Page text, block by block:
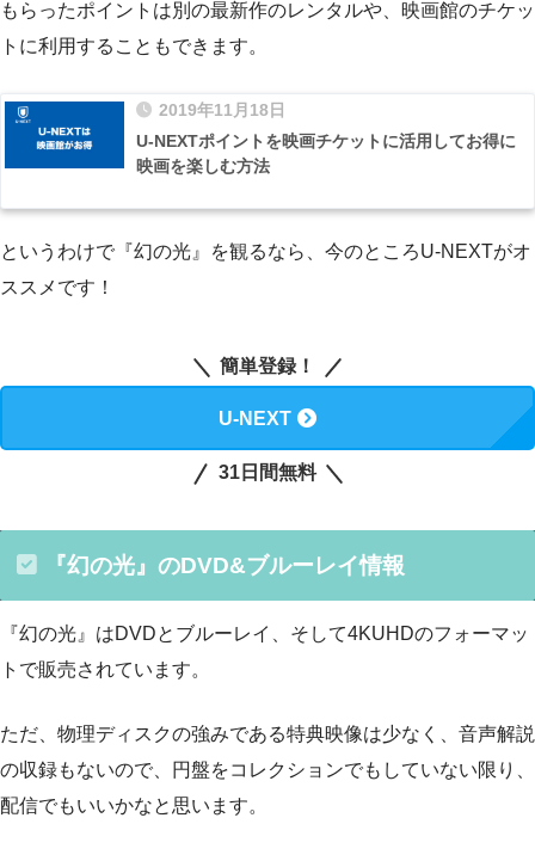
もらったポイントは別の最新作のレンタルや、映画館のチケッ
トに利用することもできます。
2019年11月18日
U-NEXTポイントを映画チケットに活用してお得に
映画を楽しむ方法
というわけで『幻の光』を観るなら、今のところU-NEXTがオ
ススメです！
簡単登録！
U-NEXT
31日間無料
『幻の光』のDVD&ブルーレイ情報
『幻の光』はDVDとブルーレイ、そして4KUHDのフォーマッ
トで販売されています。
ただ、物理ディスクの強みである特典映像は少なく、音声解説
の収録もないので、円盤をコレクションでもしていない限り、
配信でもいいかなと思います。